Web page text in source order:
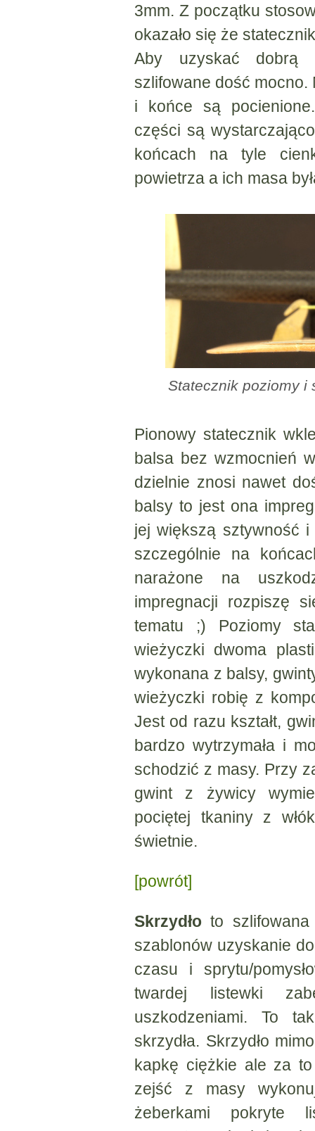
3mm. Z początku
okazało się że
Aby uzyskać dobrą
szlifowane dość mocno.
i końce są
części są
końcach na tyle
powietrza a ich masa
Statecznik poziomy i
Pionowy statecznik
balsa bez wzmocnień
dzielnie znosi nawet
balsy to jest ona
jej większą sztywność i
szczególnie na
narażone na
impregnacji rozpiszę
tematu ;) Poziomy
wieżyczki dwoma
wykonana z balsy,
wieżyczki robię z
Jest od razu kształt,
bardzo wytrzymała i
schodzić z masy. Przy
gwint z żywicy
pociętej tkaniny z
świetnie.
[powrót]
Skrzydło to
szablonów uzyskanie
czasu i sprytu/
twardej listewki
uszkodzeniami. To
skrzydła. Skrzydło
kapkę ciężkie ale za
zejść z masy
żeberkami pokryte